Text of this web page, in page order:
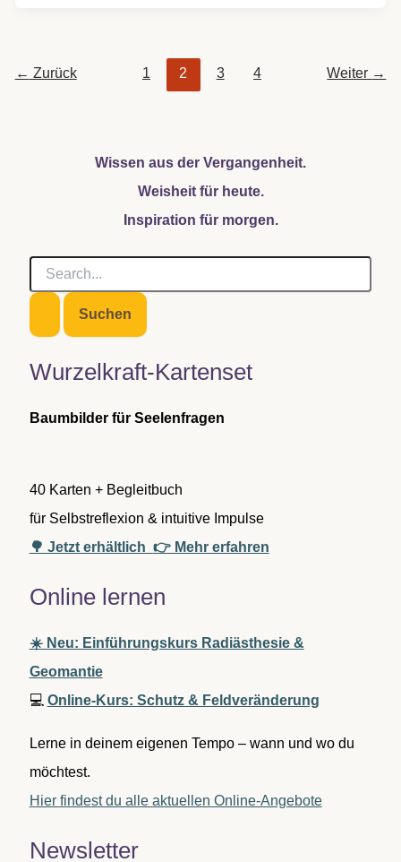
← Zurück 1 2 3 4 Weiter →
Wissen aus der Vergangenheit.
Weisheit für heute.
Inspiration für morgen.
S
c
e
n
h
Wurzelkraft-Kartenset
Baumbilder für Seelenfragen
40 Karten + Begleitbuch
für Selbstreflexion & intuitive Impulse
🌳 Jetzt erhältlich 👉 Mehr erfahren
Online lernen
☀️ Neu: Einführungskurs Radiästhesie &
Geomantie
💻 Online-Kurs: Schutz & Feldveränderung
Lerne in deinem eigenen Tempo – wann und wo du
möchtest.
Hier findest du alle aktuellen Online-Angebote
Newsletter